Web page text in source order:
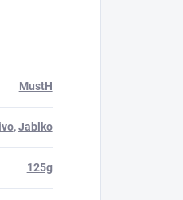
MustH
,Jablko
125g